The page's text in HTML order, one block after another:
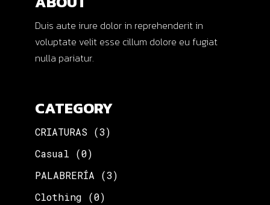
Duis aute irure dolor in reprehenderit in
voluptate velit esse cillum dolore eu fugiat
nulla pariatur.
CATEGORY
CRIATURAS
(3)
Casual
(0)
PALABRERÍA
(3)
Clothing
(0)